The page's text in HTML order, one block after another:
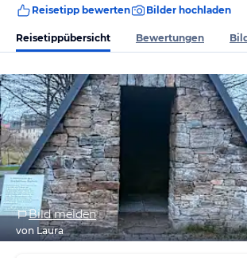
Reisetipp bewerten Bilder hochladen
Reisetippübersicht Bewertungen
Bild melden
von Laura